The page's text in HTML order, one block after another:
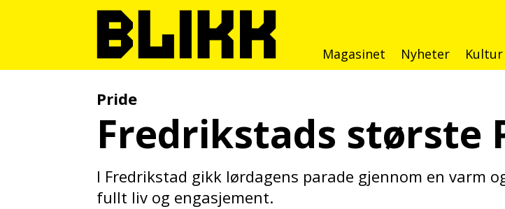
Magasinet Nyheter Kultur
Pride
Fredrikstads største
I Fredrikstad gikk lørdagens parade gjennom en varm
fullt liv og engasjement.